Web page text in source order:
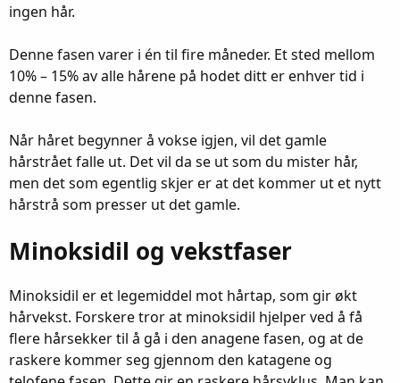
ingen hår.
Denne fasen varer i én til fire måneder. Et sted mellom
10% – 15% av alle hårene på hodet ditt er enhver tid i
denne fasen.
Når håret begynner å vokse igjen, vil det gamle
hårstrået falle ut. Det vil da se ut som du mister hår,
men det som egentlig skjer er at det kommer ut et nytt
hårstrå som presser ut det gamle.
Minoksidil og vekstfaser
Minoksidil er et legemiddel mot hårtap, som gir økt
hårvekst. Forskere tror at minoksidil hjelper ved å få
flere hårsekker til å gå i den anagene fasen, og at de
raskere kommer seg gjennom den katagene og